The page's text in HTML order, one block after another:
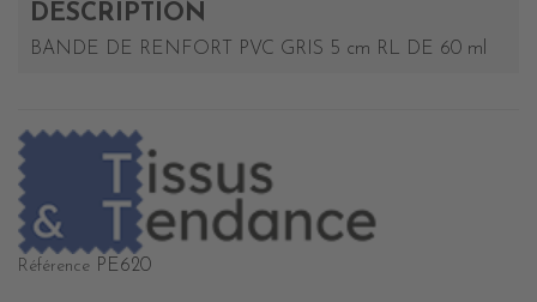
DESCRIPTION
BANDE DE RENFORT PVC GRIS 5 cm RL DE 60 ml
Référence PE620